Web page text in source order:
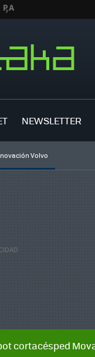
NEWSLETTER
Volvo
cortacésped